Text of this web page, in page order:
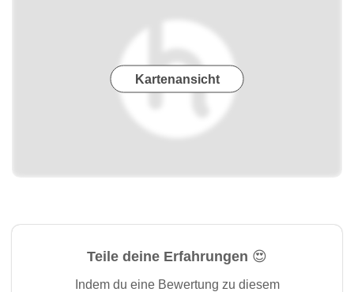
Kartenansicht
Teile deine Erfahrungen 😍
Indem du eine Bewertung zu diesem